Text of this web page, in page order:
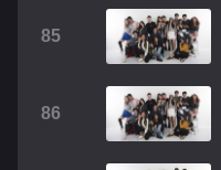
85
86